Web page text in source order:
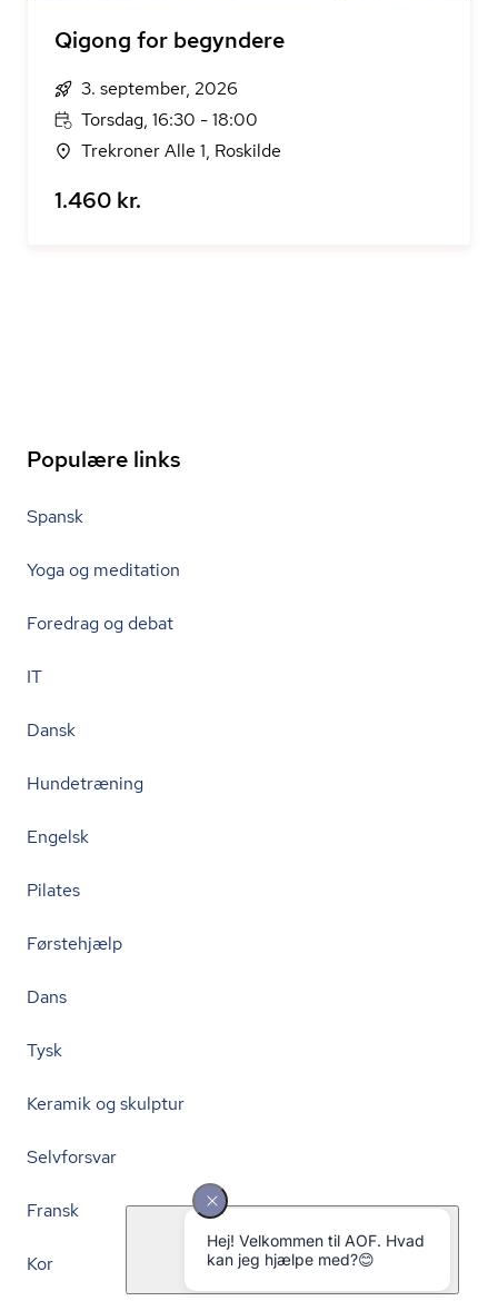
Qigong for begyndere
3. september, 2026
Torsdag, 16:30 - 18:00
Trekroner Alle 1, Roskilde
1.460 kr.
Populære links
Spansk
Yoga og meditation
Foredrag og debat
IT
Dansk
Hundetræning
Engelsk
Pilates
Førstehjælp
Dans
Tysk
Keramik og skulptur
Selvforsvar
Fransk
Kor